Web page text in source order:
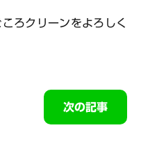
ろクリーンをよろしく
次の記事